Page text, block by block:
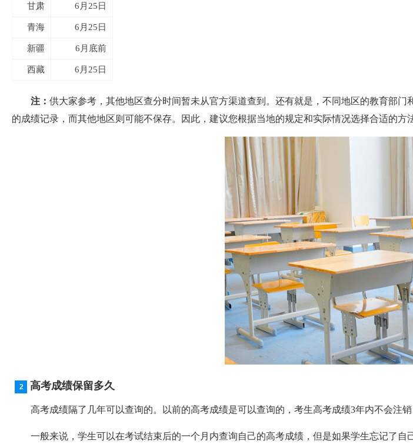
甘肃 6月25日
青海 6月25日
新疆 6月底前
西藏 6月25日
注： 供大家参考，其他地区查分时间暂未从官方渠道查到。还有就是，不同地区的教育部
的成绩记录，而其他地区则可能不保存。因此，建议您根据当地的规定和实际情况选择合适的方
高考成绩保留多久
高考成绩隔了几年可以查询的。以前的高考成绩是可以查询的，考生高考成绩3年内不会注销
一般来说，学生可以在考试结束后的一个月内查询自己的高考成绩，但是如果学生忘记了自